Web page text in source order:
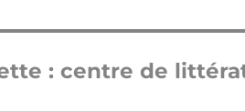
:centre de